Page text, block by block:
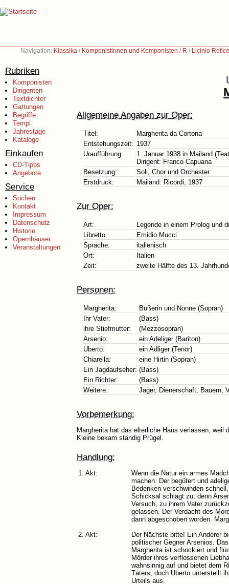
Navigation: Klassika / Komponistinnen und Komponisten / R / Licinio
Rubriken
Komponisten
Dirigenten
Textdichter
Gattungen
Begriffe
Tempi
Jahrestage
Kataloge
Einkaufen
CD-Tipps
Angebote
Service
Suchen
Kontakt
Impressum
Datenschutz
Historie
Opernhäuser
Veranstaltungen
Allgemeine Angaben zur Oper:
Titel:
Margherita da Cortona
Entstehungszeit: 1937
Uraufführung:
1. Januar 1938 in Mailand
Dirigent: Franco Capuana
Besetzung:
Soli, Chor und Orchester
Erstdruck:
Mailand: Ricordi, 1937
Zur Oper:
Art:
Legende in einem Prolog und
Libretto:
Emidio Mucci
Sprache:
italienisch
Ort:
Italien
Zeit:
zweite Hälfte des 13.
Personen:
Margherita:
Büßerin und Nonne (Sopran)
Ihr Vater:
(Bass)
ihre Stiefmutter:
(Mezzosopran)
Arsenio:
ein Adeliger (Bariton)
Uberto:
ein Adliger (Tenor)
Chiarella:
eine Hirtin (Sopran)
Ein Jagdaufseher: (Bass)
Ein Richter:
(Bass)
Weitere:
Jäger, Dienerschaft, Bauern,
Vorbemerkung:
Margherita hat das elterliche Haus verlassen,
Kleine bekam ständig Prügel.
Handlung:
1. Akt:
Wenn die Natur ein armes
machen. Der begütert und
Bedenken verschwinden
Schicksal schlägt zu, denn
Versuch, zu ihrem Vater
gelassen. Der Verdacht des
dann abgeschoben worden.
2. Akt:
Der Nächste bitte! Ein Anderer
politischer Gegner Arsenios.
Margherita ist schockiert und
Mörder ihres verflossenen
wahnsinnig auf und bietet dem
Täters, doch Uberto unterstellt
Urteils aus.